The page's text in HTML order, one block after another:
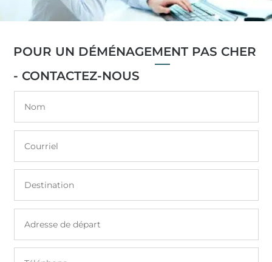
POUR UN DÉMÉNAGEMENT PAS CHER
- CONTACTEZ-NOUS